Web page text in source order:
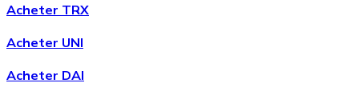
Acheter TRX
Acheter UNI
Acheter DAI